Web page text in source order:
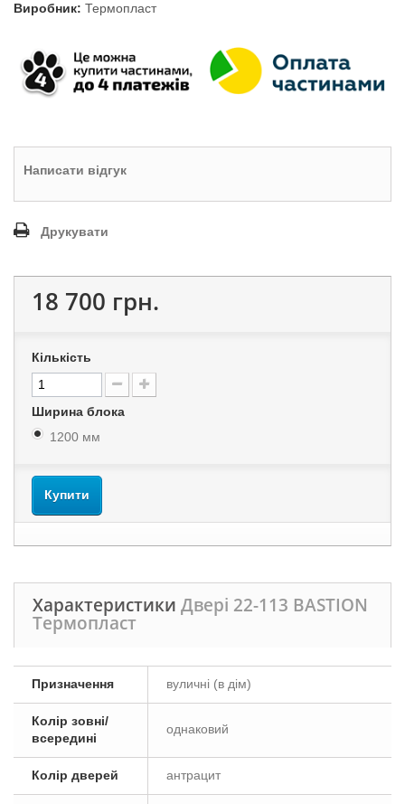
Виробник: Термопласт
Написати відгук
Друкувати
18 700 грн.
Кількість
Ширина блока
1200 мм
Купити
Характеристики Двері 22-113 BASTION
Термопласт
Призначення вуличні (в дім)
Колір зовні/
всередині
однаковий
Колір дверей антрацит